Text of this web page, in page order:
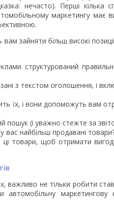
нечасто). Перші кілька
маркетингу
зайняти більш високі
структурований
з текстом оголошення, і
їх, і вони допоможуть вам
(і уважно стежте за
найбільш продавані
ці товари, щоб отримати
не тільки робити
автомобільну